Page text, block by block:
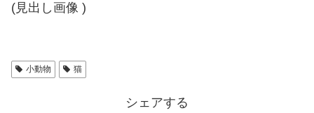
(見出し画像 )
小動物 猫
シェアする